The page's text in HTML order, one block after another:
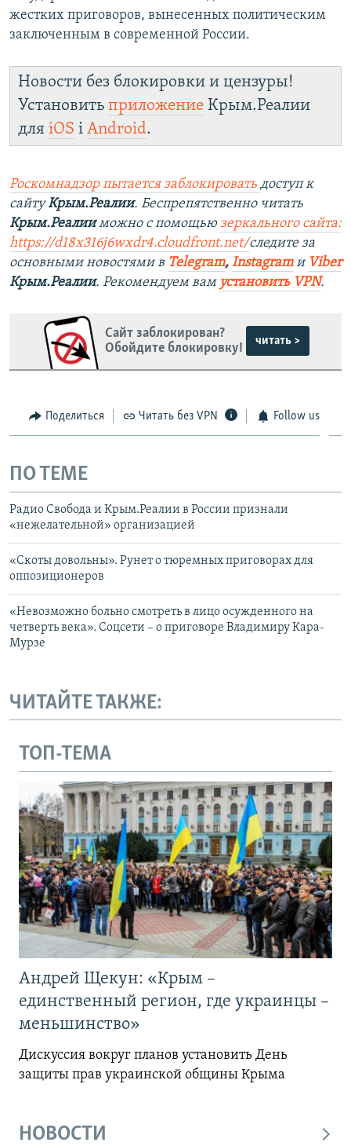
жестких приговоров, вынесенных политическим
заключенным в современной России.
Новости без блокировки и цензуры!
Установить приложение Крым.Реалии
для iOS і Android.
Роскомнадзор пытается заблокировать доступ к
сайтуКрым.Реалии. Беспрепятственно читать
Крым.Реалииможно с помощью зеркального сайта:
https://d18x316j6wxdr4.cloudfront.net/следите за
основными новостями в Telegram, Instagramи Viber
Крым.Реалии. Рекомендуем вам установить VPN.
Сайт заблокирован?
Обойдите блокировку!
читать >
Поделиться Читать без VPN Follow us
ПО ТЕМЕ
Радио Свобода и Крым.Реалии в России признали
«нежелательной» организацией
«Скоты довольны». Рунет о тюремных приговорах для
оппозиционеров
«Невозможно больно смотреть в лицо осужденного на
четверть века». Соцсети – о приговоре Владимиру Кара-
Мурзе
ЧИТАЙТЕ ТАКЖЕ:
ТОП-ТЕМА
Андрей Щекун: «Крым –
единственный регион, где украинцы –
меньшинство»
Дискуссия вокруг планов установить День
защиты прав украинской общины Крыма
НОВОСТИ